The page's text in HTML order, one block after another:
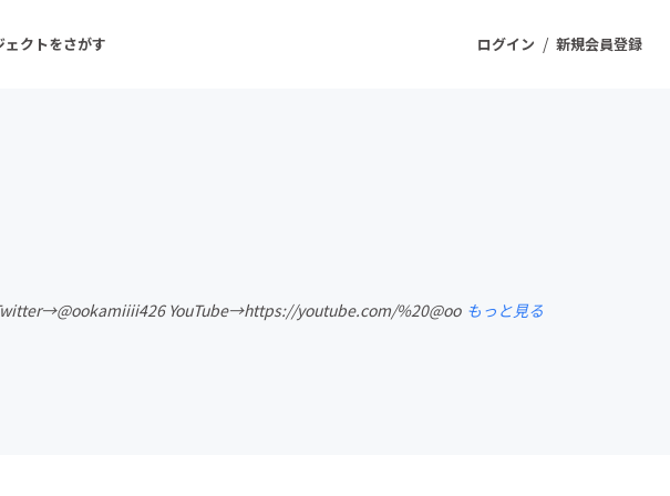
ログイン / 新規会員登録
ェクトをさがす
フード・飲食店
ファッション
Twitter→@ookamiiii426 YouTube→https://youtube.com/%20@oo もっと見る